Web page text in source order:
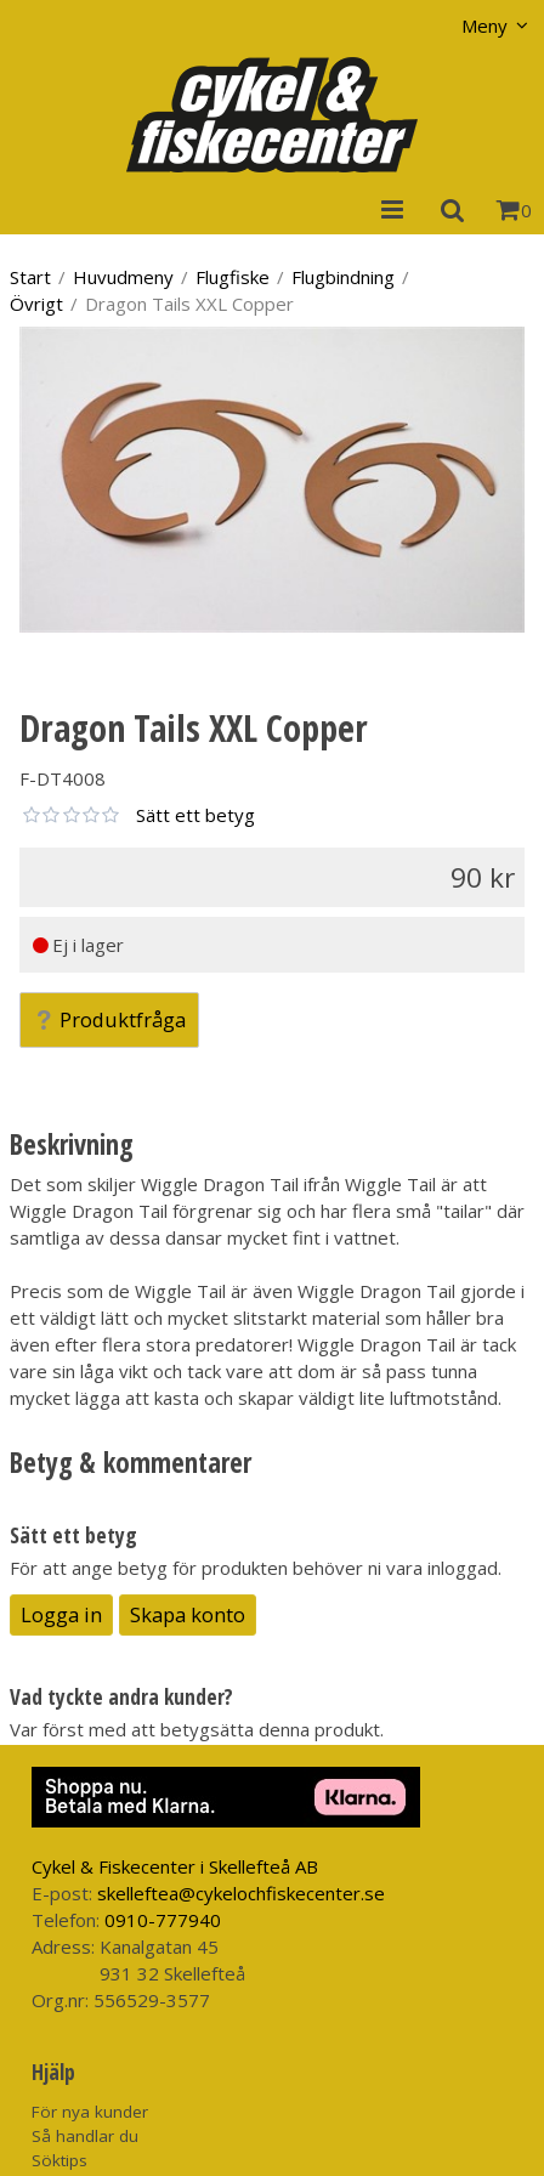
Meny
0
Start / Huvudmeny / Flugfiske / Flugbindning /
Övrigt / Dragon Tails XXL Copper
Dragon Tails XXL Copper
F-DT4008
Sätt ett betyg
90
Ej i lager
Produktfråga
Beskrivning
Det som skiljer Wiggle Dragon Tail ifrån Wiggle Tail är att
Wiggle Dragon Tail förgrenar sig och har flera små "tailar" där
samtliga av dessa dansar mycket fint i vattnet.
Precis som de Wiggle Tail är även Wiggle Dragon Tail gjorde i
ett väldigt lätt och mycket slitstarkt material som håller bra
även efter flera stora predatorer! Wiggle Dragon Tail är tack
vare sin låga vikt och tack vare att dom är så pass tunna
mycket lägga att kasta och skapar väldigt lite luftmotstånd.
Betyg & kommentarer
Sätt ett betyg
För att ange betyg för produkten behöver ni vara inloggad.
Logga in Skapa konto
Vad tyckte andra kunder?
Var först med att betygsätta denna produkt.
Cykel & Fiskecenter i Skellefteå AB
E-post: skelleftea@cykelochfiskecenter.se
Telefon: 0910-777940
Adress: Kanalgatan 45
931 32 Skellefteå
Org.nr: 556529-3577
Hjälp
För nya kunder
Så handlar du
Söktips